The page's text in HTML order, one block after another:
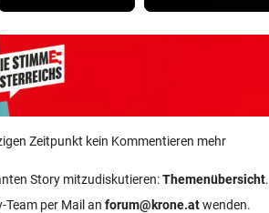
Zeitpunkt kein Kommentieren mehr
Story mitzudiskutieren:Themenübersicht.
Team per Mail an forum@krone.atwenden.